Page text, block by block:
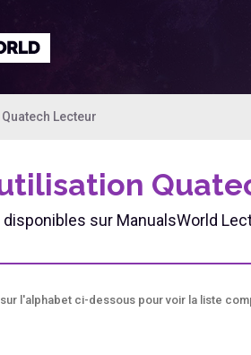
Quatech Lecteur
sur ManualsWorld
l'alphabet ci-dessous pour voir la liste